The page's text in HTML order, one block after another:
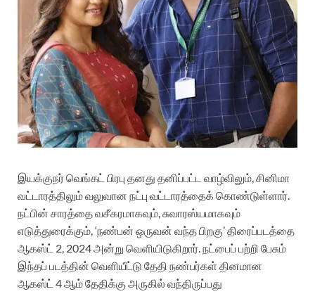
இயக்குநர் வெங்கட் பிரபு தனது தனிப்பட்ட வாழ்விலும், சினிமா
வட்டாரத்திலும் வலுவான நட்பு வட்டாரத்தைக் கொண்டுள்ளார்.
நட்பின் சாரத்தை வசீகரமாகவும், சுவாரஸ்யமாகவும்
எடுத்துரைக்கும், ‘நண்பன் ஒருவன் வந்த பிறகு’ திரைப்படத்தை
ஆகஸ்ட் 2, 2024 அன்று வெளியிடுகிறார். நட்பைப் பற்றி பேசும்
இந்தப் படத்தின் வெளியீட்டு தேதி நண்பர்கள் தினமான
ஆகஸ்ட் 4 ஆம் தேதிக்கு அருகில் வந்திருப்பது